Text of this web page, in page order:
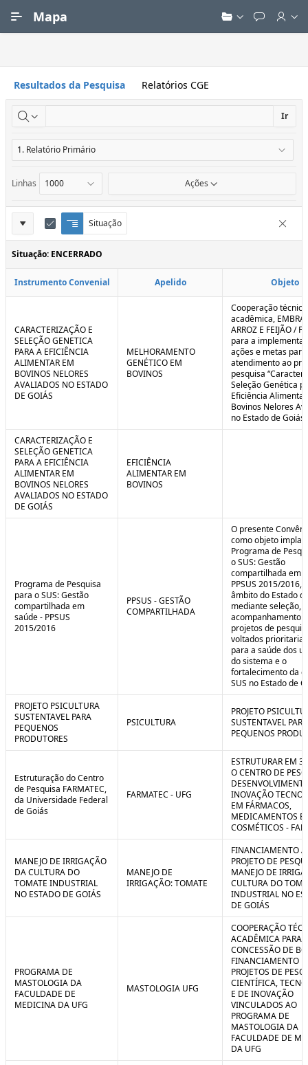
Mapa
Resultados da Pesquisa Relatórios CGE
Ir
Linhas Ações
Definições
do
Relatório
Situação
Q
u
e
b
a
o
n
l
t
u
o
E
d
i
t
r
t
r
r
Situação: ENCERRADO
Instrumento Convenial Apelido Objeto
CARACTERIZAÇÃO E
SELEÇÃO GENETICA
PARA A EFICIÊNCIA
ALIMENTAR EM
BOVINOS NELORES
AVALIADOS NO ESTADO
DE GOIÁS
MELHORAMENTO
GENÉTICO EM
BOVINOS
Cooperação
acadêmica,
ARROZ E FEIJÃO /
para a
ações e metas
atendimento ao
pesquisa
Seleção Genética
Eficiência
Bovinos Nelores
no Estado de
CARACTERIZAÇÃO E
SELEÇÃO GENETICA
PARA A EFICIÊNCIA
ALIMENTAR EM
BOVINOS NELORES
AVALIADOS NO ESTADO
DE GOIÁS
EFICIÊNCIA
ALIMENTAR EM
BOVINOS
Programa de Pesquisa
para o SUS: Gestão
compartilhada em
saúde - PPSUS
2015/2016
PPSUS - GESTÃO
COMPARTILHADA
O presente
como objeto
Programa de
o SUS: Gestão
compartilhada em
PPSUS 2015/2016,
âmbito do Estado
mediante seleção,
acompanhamento
projetos de
voltados
para a saúde dos
do sistema e o
fortalecimento da
SUS no Estado de
PROJETO PSICULTURA
SUSTENTAVEL PARA
PEQUENOS
PRODUTORES
PSICULTURA
PROJETO
SUSTENTAVEL PARA
PEQUENOS
Estruturação do Centro
de Pesquisa FARMATEC,
da Universidade Federal
de Goiás
FARMATEC - UFG
ESTRUTURAR EM
O CENTRO DE
INOVAÇÃO
EM FÁRMACOS,
MEDICAMENTOS E
COSMÉTICOS -
MANEJO DE IRRIGAÇÃO
DA CULTURA DO
TOMATE INDUSTRIAL
NO ESTADO DE GOIÁS
MANEJO DE
IRRIGAÇÃO: TOMATE
FINANCIAMENTO
PROJETO DE
MANEJO DE
CULTURA DO
INDUSTRIAL NO
DE GOIÁS
PROGRAMA DE
MASTOLOGIA DA
FACULDADE DE
MEDICINA DA UFG
MASTOLOGIA UFG
COOPERAÇÃO
ACADÊMICA PARA
CONCESSÃO DE
FINANCIAMENTO
PROJETOS DE
CIENTÍFICA,
E DE INOVAÇÃO
VINCULADOS AO
PROGRAMA DE
MASTOLOGIA DA
FACULDADE DE
DA UFG